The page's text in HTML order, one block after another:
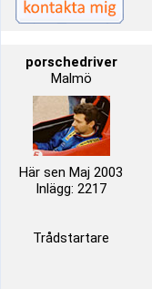
porschedriver
Malmö
Här sen Maj 2003
Inlägg: 2217
Trådstartare